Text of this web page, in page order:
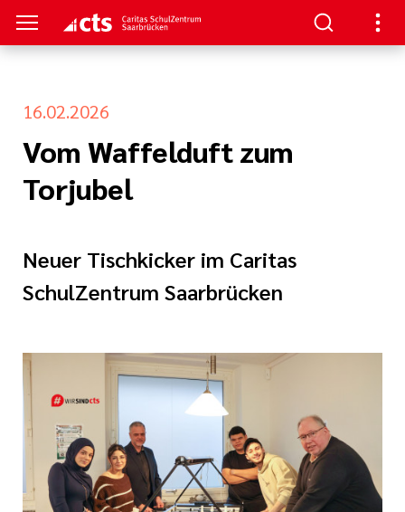
Beatmung
Palliativ
Intensiv- und
16.02.2026
Vom Waffelduft zum
Torjubel
Neuer Tischkicker im Caritas
SchulZentrum Saarbrücken